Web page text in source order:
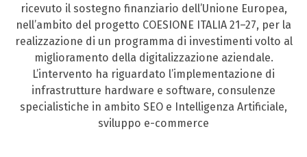
ricevuto il sostegno finanziario dell’Unione Europea,
nell’ambito del progetto COESIONE ITALIA 21–27, per la
realizzazione di un programma di investimenti volto al
miglioramento della digitalizzazione aziendale.
L’intervento ha riguardato l’implementazione di
infrastrutture hardware e software, consulenze
specialistiche in ambito SEO e Intelligenza Artificiale,
sviluppo e-commerce